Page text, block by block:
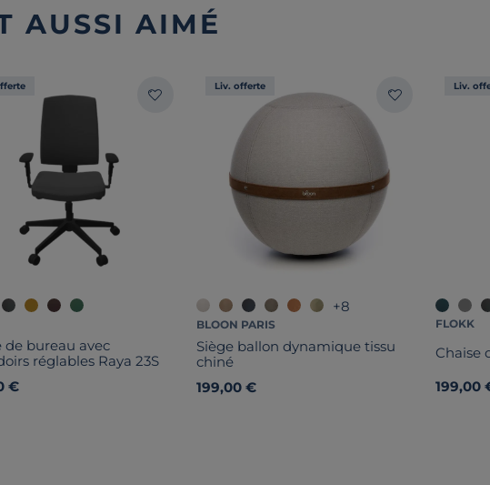
AUSSI AIMÉ
de bureau avec
réglables Raya 23S
€
Liv. offerte
+8
BLOON PARIS
Siège ballon dynamique tissu
chiné
199,00 €
Liv.
FLOKK
Chaise
199,00